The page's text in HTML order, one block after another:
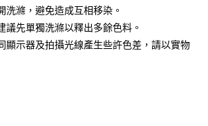
滌，避免造成互相移染。
先單獨洗滌以釋出多餘色料。
顯示器及拍攝光線產生些許色差，請以實物